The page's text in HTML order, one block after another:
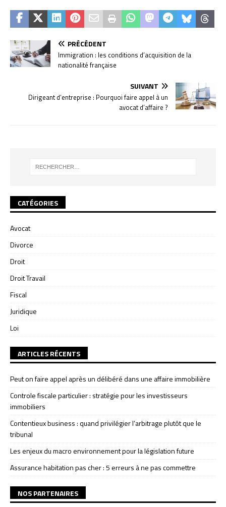
PRÉCÉDENT
Immigration : les conditions d’acquisition de la
nationalité française
SUIVANT
Dirigeant d’entreprise : Pourquoi faire appel à un
avocat d’affaire ?
CATÉGORIES
Avocat
Divorce
Droit
Droit Travail
Fiscal
Juridique
Loi
ARTICLES RÉCENTS
Peut on faire appel après un délibéré dans une affaire immobilière
Controle fiscale particulier : stratégie pour les investisseurs
immobiliers
Contentieux business : quand privilégier l’arbitrage plutôt que le
tribunal
Les enjeux du macro environnement pour la législation future
Assurance habitation pas cher : 5 erreurs à ne pas commettre
NOS PARTENAIRES